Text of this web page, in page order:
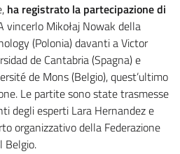
ha registrato la partecipazione di
vincerlo Mikołaj Nowak della
(Polonia) davanti a Victor
de Cantabria (Spagna) e
de Mons (Belgio), quest’ultimo
Le partite sono state trasmesse
degli esperti Lara Hernandez e
organizzativo della Federazione
Belgio.